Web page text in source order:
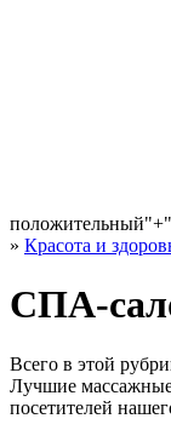
положительный"+"
» Красота и
СПА-
Всего в этой
Лучшие
посетителей